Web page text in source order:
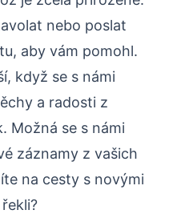
nebo poslat
aby vám pomohl.
když se s námi
a radosti z
Možná se s námi
záznamy z vašich
na cesty s novými